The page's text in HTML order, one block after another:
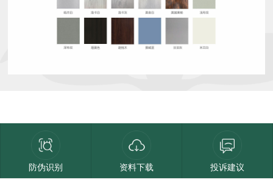
防伪识别 资料下载 投诉建议